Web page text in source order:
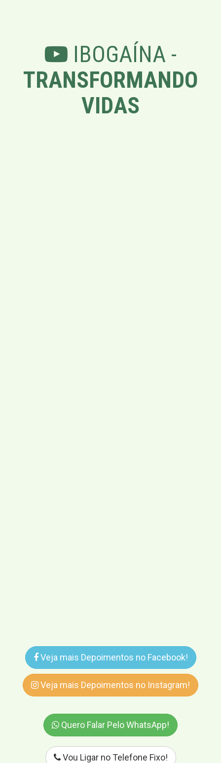
IBOGAÍNA -
TRANSFORMANDO
VIDAS
Veja mais Depoimentos no Facebook!
Veja mais Depoimentos no Instagram!
Quero Falar Pelo WhatsApp!
Vou Ligar no Telefone Fixo!